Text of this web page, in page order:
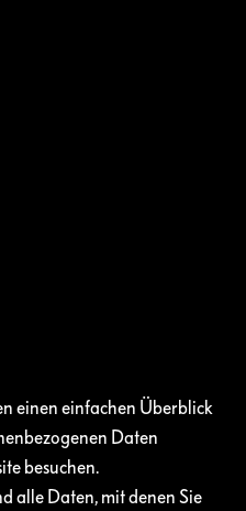
einen einfachen Überblick
Daten
besuchen.
alle Daten, mit denen Sie